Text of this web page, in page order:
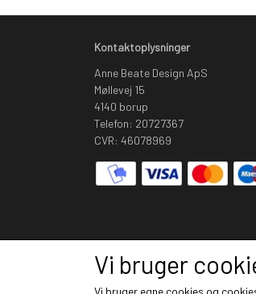
Kontaktoplysninger
Anne Beate Design ApS
Møllevej 15
4140 borup
Telefon: 20727367
CVR: 46078969
Vi bruger
Vi bruger egne cookies og